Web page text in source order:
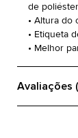
de
• Altura do
• Etiqueta
• Melhor
Avaliações